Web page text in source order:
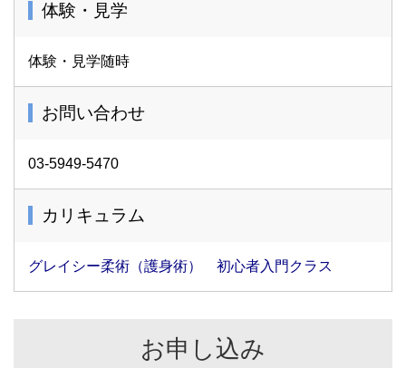
体験・見学
体験・見学随時
お問い合わせ
03-5949-5470
カリキュラム
グレイシー柔術（護身術） 初心者入門クラス
お申し込み